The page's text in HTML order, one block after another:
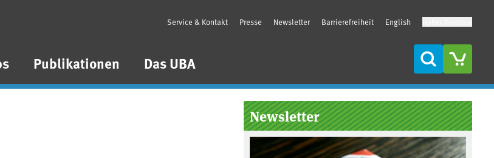
Publikationen Das UBA
Service & Kontakt Presse Newsletter Barrierefreiheit English
Suche
Seitenleiste
Newsletter